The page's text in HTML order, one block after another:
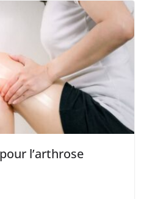
l’arthrose